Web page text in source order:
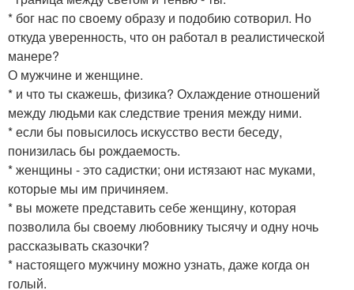
* бог нас по своему образу и подобию сотворил. Но
откуда уверенность, что он работал в реалистической
манере?
О мужчине и женщине.
* и что ты скажешь, физика? Охлаждение отношений
между людьми как следствие трения между ними.
* если бы повысилось искусство вести беседу,
понизилась бы рождаемость.
* женщины - это садистки; они истязают нас муками,
которые мы им причиняем.
* вы можете представить себе женщину, которая
позволила бы своему любовнику тысячу и одну ночь
рассказывать сказочки?
* настоящего мужчину можно узнать, даже когда он
голый.